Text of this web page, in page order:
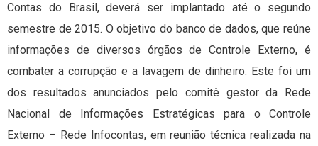
Contas do Brasil, deverá ser implantado até o segundo
semestre de 2015. O objetivo do banco de dados, que reúne
informações de diversos órgãos de Controle Externo, é
combater a corrupção e a lavagem de dinheiro. Este foi um
dos resultados anunciados pelo comitê gestor da Rede
Nacional de Informações Estratégicas para o Controle
Externo – Rede Infocontas, em reunião técnica realizada na